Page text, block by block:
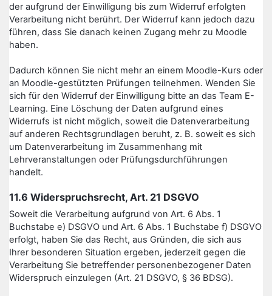
der aufgrund der Einwilligung bis zum Widerruf erfolgten
Verarbeitung nicht berührt. Der Widerruf kann jedoch dazu
führen, dass Sie danach keinen Zugang mehr zu Moodle
haben.
Dadurch können Sie nicht mehr an einem Moodle-Kurs oder
an Moodle-gestützten Prüfungen teilnehmen. Wenden Sie
sich für den Widerruf der Einwilligung bitte an das Team E-
Learning. Eine Löschung der Daten aufgrund eines
Widerrufs ist nicht möglich, soweit die Datenverarbeitung
auf anderen Rechtsgrundlagen beruht, z. B. soweit es sich
um Datenverarbeitung im Zusammenhang mit
Lehrveranstaltungen oder Prüfungsdurchführungen
handelt.
11.6 Widerspruchsrecht, Art. 21 DSGVO
Soweit die Verarbeitung aufgrund von Art. 6 Abs. 1
Buchstabe e) DSGVO und Art. 6 Abs. 1 Buchstabe f) DSGVO
erfolgt, haben Sie das Recht, aus Gründen, die sich aus
Ihrer besonderen Situation ergeben, jederzeit gegen die
Verarbeitung Sie betreffender personenbezogener Daten
Widerspruch einzulegen (Art. 21 DSGVO, § 36 BDSG).